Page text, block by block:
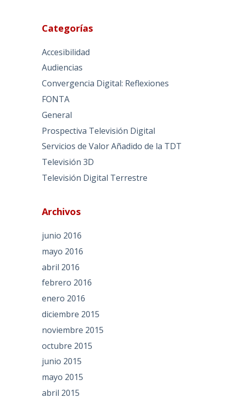
Categorías
Accesibilidad
Audiencias
Convergencia Digital: Reflexiones
FONTA
General
Prospectiva Televisión Digital
Servicios de Valor Añadido de la TDT
Televisión 3D
Televisión Digital Terrestre
Archivos
junio 2016
mayo 2016
abril 2016
febrero 2016
enero 2016
diciembre 2015
noviembre 2015
octubre 2015
junio 2015
mayo 2015
abril 2015